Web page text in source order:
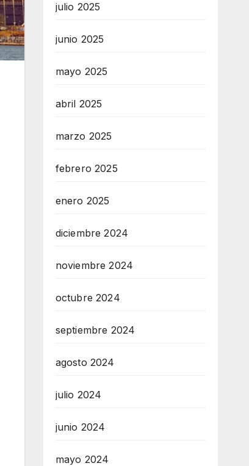
julio 2025
junio 2025
mayo 2025
abril 2025
marzo 2025
febrero 2025
enero 2025
diciembre 2024
noviembre 2024
octubre 2024
septiembre 2024
agosto 2024
julio 2024
junio 2024
mayo 2024